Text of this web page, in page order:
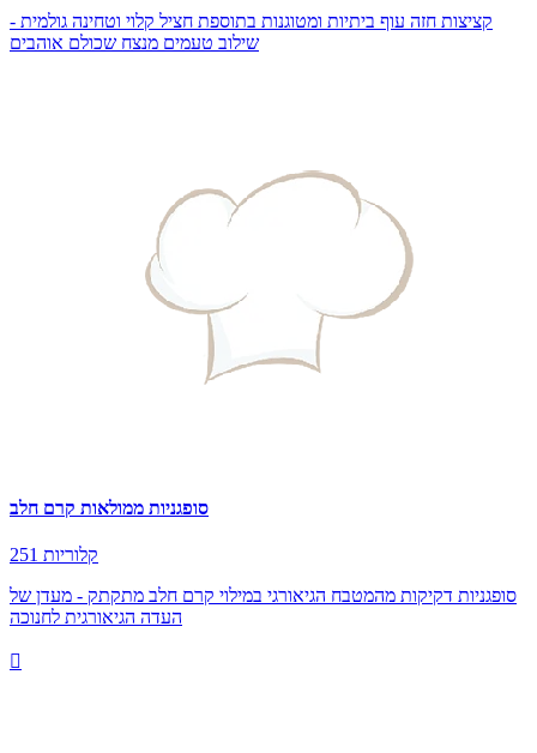
קציצות חזה עוף ביתיות ומטוגנות בתוספת חציל קלוי וטחינה גולמית -
שילוב טעמים מנצח שכולם אוהבים
סופגניות ממולאות קרם חלב
251 קלוריות
סופגניות דקיקות מהמטבח הגיאורגי במילוי קרם חלב מתקתק - מעדן של
העדה הגיאורגית לחנוכה
